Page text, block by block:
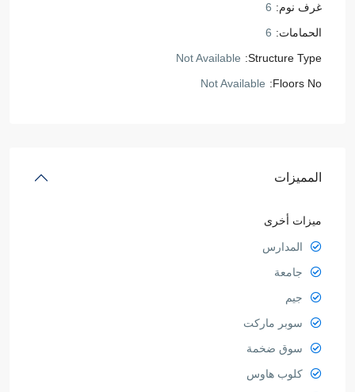
غرف نوم: 6
الحمامات: 6
Structure Type:
Not Available
Floors No:
Not Available
المميزات
ميزات أخرى
المدارس
جامعة
جيم
سوبر ماركت
سوق ضخمة
كلوب هاوس